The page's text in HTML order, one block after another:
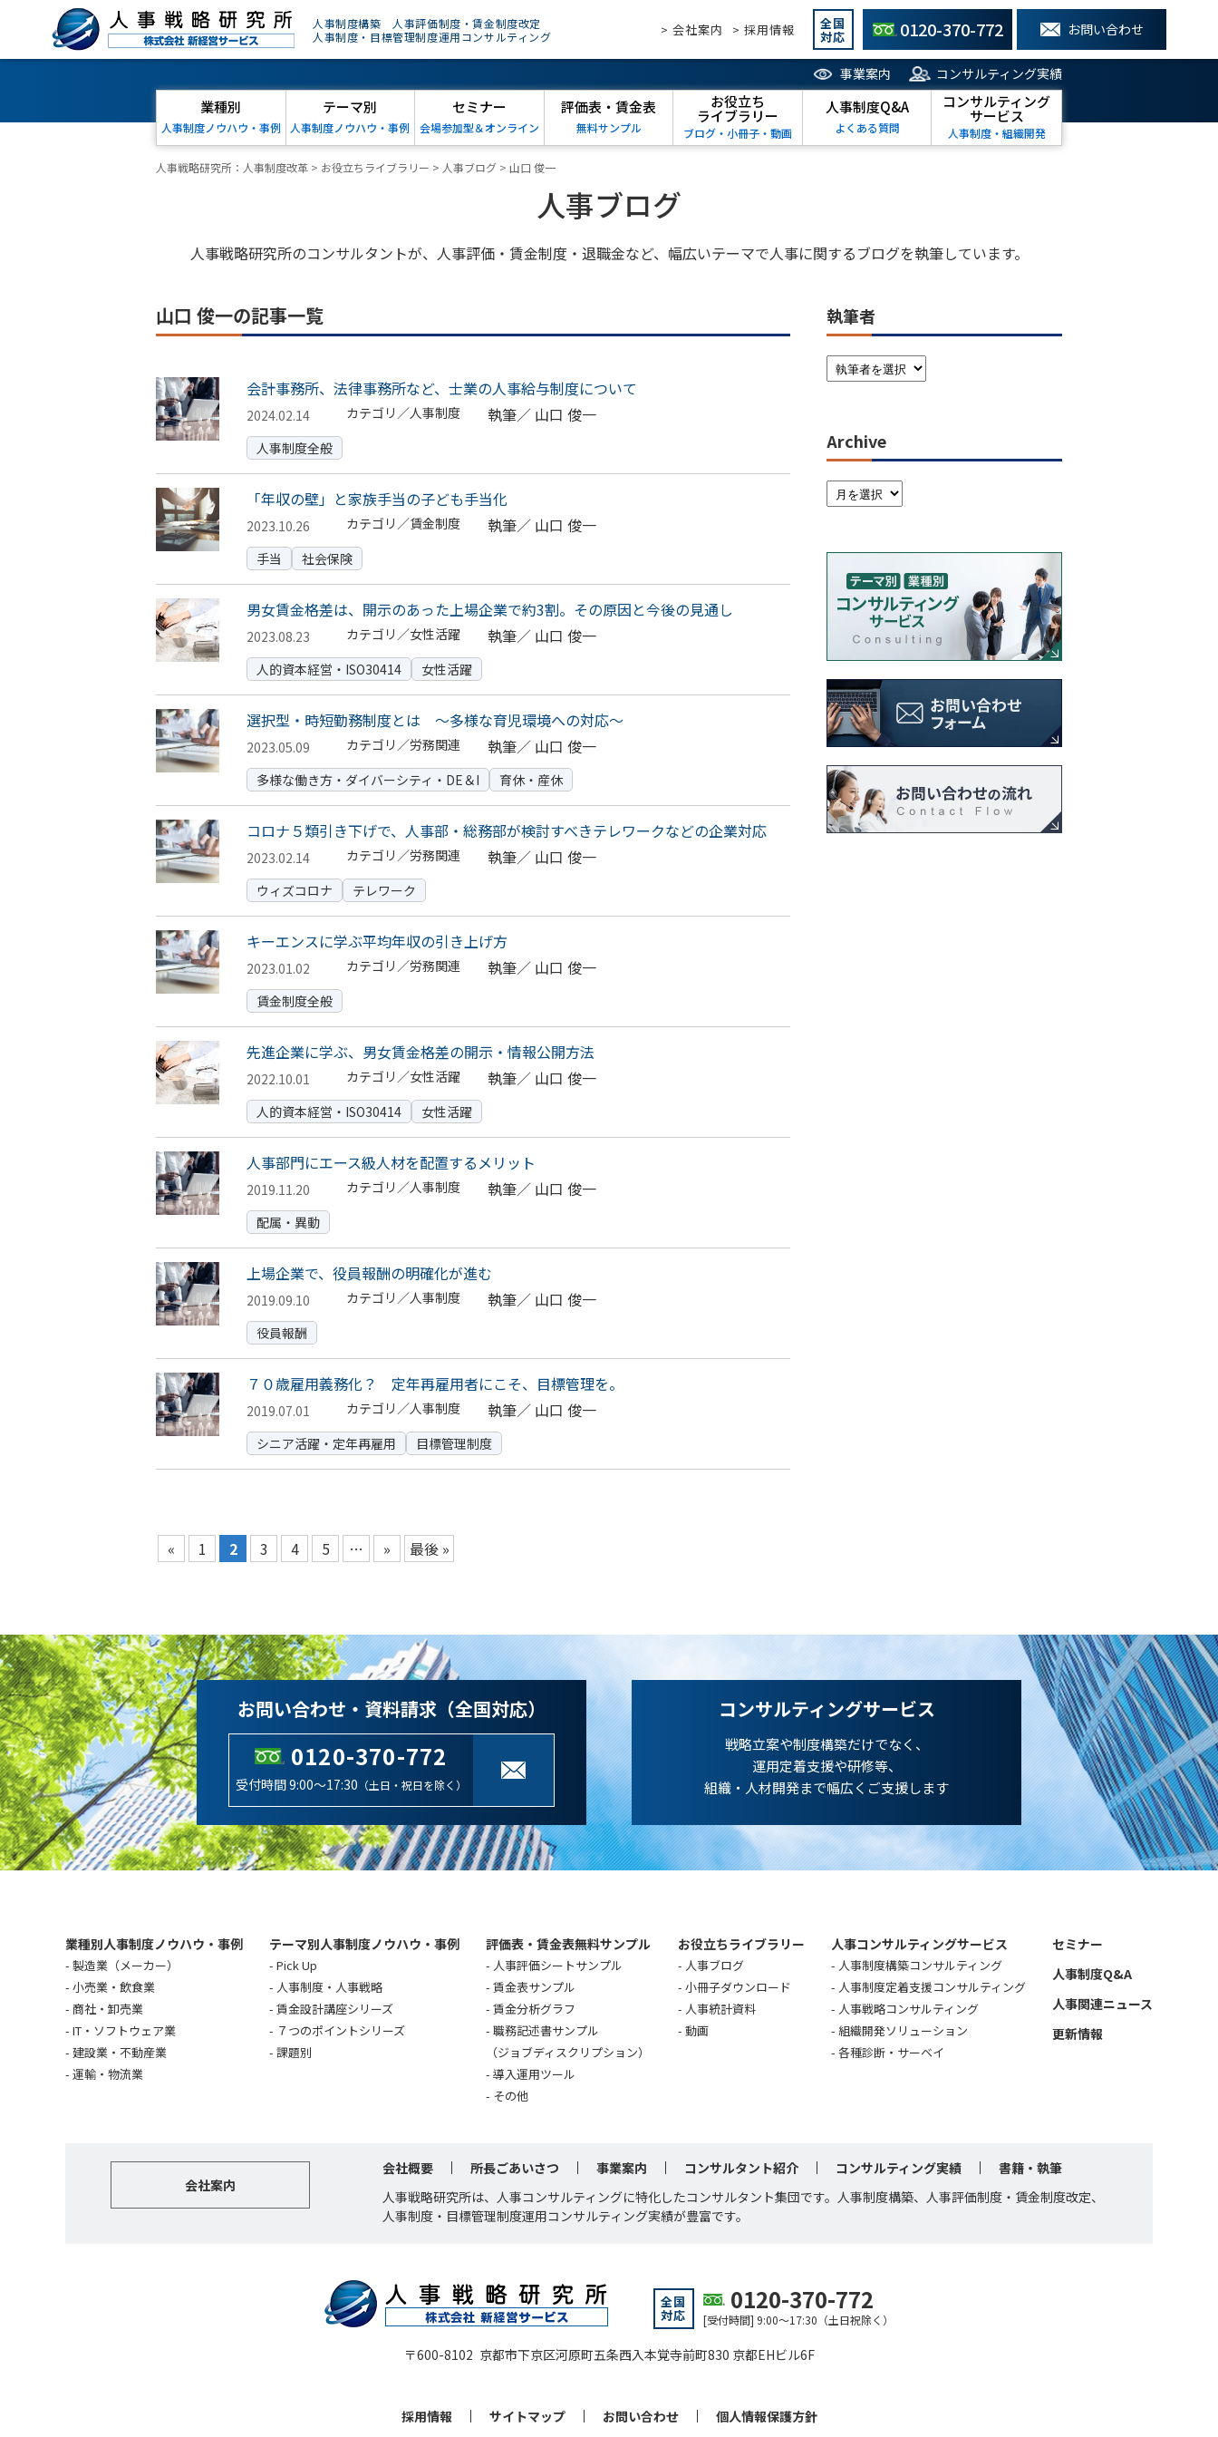
人事制度構築 人事評価制度・賃金制度改定
人事制度・目標管理制度運用コンサルティング
> 会社案内 > 採用情報 全国
対応 0120-370-772 お問い合わせ
事業案内 コンサルティング実績
業種別
人事制度ノウハウ・事例
テーマ別
人事制度ノウハウ・事例
セミナー
会場参加型＆オンライン
評価表・賃金表
無料サンプル
お役立ち
ライブラリー
ブログ・小冊子・動画
人事制度Q&A
よくある質問
コンサルティング
サービス
人事制度・組織開発
人事戦略研究所：人事制度改革 > お役立ちライブラリー > 人事ブログ > 山口 俊一
人事ブログ
人事戦略研究所のコンサルタントが、人事評価・賃金制度・退職金など、幅広いテーマで人事に関するブログを執筆しています。
山口 俊一の記事一覧
会計事務所、法律事務所など、士業の人事給与制度について
2024.02.14 カテゴリ／人事制度 執筆／ 山口 俊一
人事制度全般
「年収の壁」と家族手当の子ども手当化
2023.10.26 カテゴリ／賃金制度 執筆／ 山口 俊一
手当 社会保険
男女賃金格差は、開示のあった上場企業で約3割。その原因と今後の見通し
2023.08.23 カテゴリ／女性活躍 執筆／ 山口 俊一
人的資本経営・ISO30414 女性活躍
選択型・時短勤務制度とは ～多様な育児環境への対応～
2023.05.09 カテゴリ／労務関連 執筆／ 山口 俊一
多様な働き方・ダイバーシティ・DE＆I 育休・産休
コロナ５類引き下げで、人事部・総務部が検討すべきテレワークなどの企業対応
2023.02.14 カテゴリ／労務関連 執筆／ 山口 俊一
ウィズコロナ テレワーク
キーエンスに学ぶ平均年収の引き上げ方
2023.01.02 カテゴリ／労務関連 執筆／ 山口 俊一
賃金制度全般
先進企業に学ぶ、男女賃金格差の開示・情報公開方法
2022.10.01 カテゴリ／女性活躍 執筆／ 山口 俊一
人的資本経営・ISO30414 女性活躍
人事部門にエース級人材を配置するメリット
2019.11.20 カテゴリ／人事制度 執筆／ 山口 俊一
配属・異動
上場企業で、役員報酬の明確化が進む
2019.09.10 カテゴリ／人事制度 執筆／ 山口 俊一
役員報酬
７０歳雇用義務化？ 定年再雇用者にこそ、目標管理を。
2019.07.01 カテゴリ／人事制度 執筆／ 山口 俊一
シニア活躍・定年再雇用 目標管理制度
« 1 2 3 4 5 … » 最後 »
執筆者
Archive
お問い合わせ・資料請求（全国対応）
0120-370-772
受付時間 9:00～17:30 （土日・祝日を除く）
コンサルティングサービス
戦略立案や制度構築だけでなく、
運用定着支援や研修等、
組織・人材開発まで幅広くご支援します
業種別人事制度ノウハウ・事例
製造業（メーカー）
小売業・飲食業
商社・卸売業
IT・ソフトウェア業
建設業・不動産業
運輸・物流業
テーマ別人事制度ノウハウ・事例
Pick Up
人事制度・人事戦略
賃金設計講座シリーズ
７つのポイントシリーズ
課題別
評価表・賃金表無料サンプル
人事評価シートサンプル
賃金表サンプル
賃金分析グラフ
職務記述書サンプル
（ジョブディスクリプション）
導入運用ツール
その他
お役立ちライブラリー
人事ブログ
小冊子ダウンロード
人事統計資料
動画
人事コンサルティングサービス
人事制度構築コンサルティング
人事制度定着支援コンサルティング
人事戦略コンサルティング
組織開発ソリューション
各種診断・サーベイ
セミナー
人事制度Q&A
人事関連ニュース
更新情報
会社案内
会社概要 所長ごあいさつ 事業案内 コンサルタント紹介 コンサルティング実績
書籍・執筆
人事戦略研究所は、人事コンサルティングに特化したコンサルタント集団です。人事制度構築、人事評価制度・賃金制度改定、
人事制度・目標管理制度運用コンサルティング実績が豊富です。
全国
対応
0120-370-772
[受付時間] 9:00～17:30（土日祝除く）
〒600-8102 京都市下京区河原町五条西入本覚寺前町830 京都EHビル6F
採用情報 サイトマップ お問い合わせ 個人情報保護方針